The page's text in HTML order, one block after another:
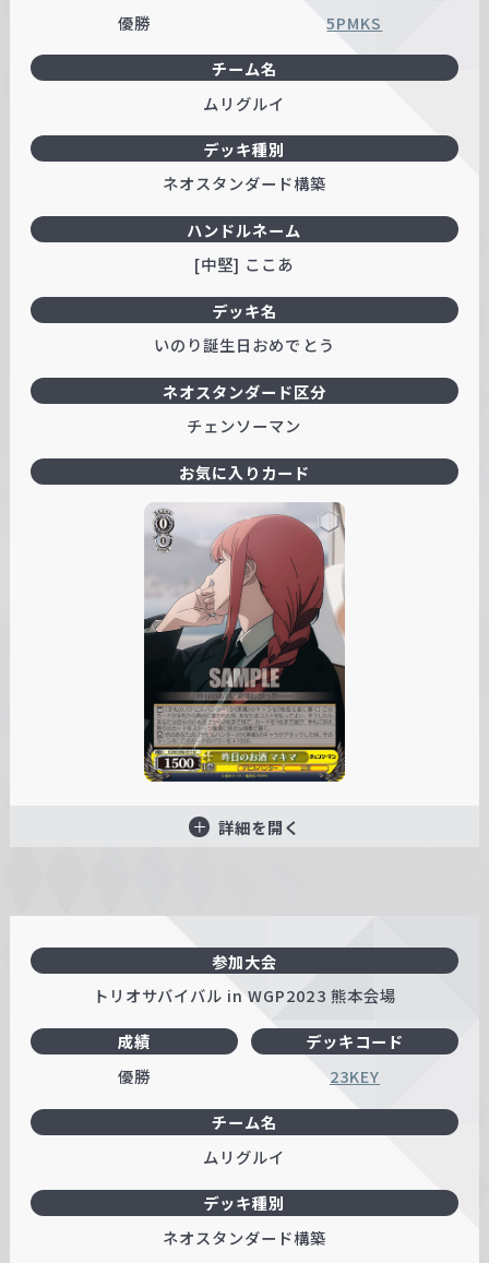
優勝
ハンドルネーム
[中堅] ここあ
5PMKS
チーム名
ムリグルイ
デッキ名
いのり誕生日おめでとう
デッキ種別
ネオスタンダード構築
ネオスタンダード区分
チェンソーマン
お気に入りカード
詳細を開く
参加大会
トリオサバイバル in WGP2023 熊本会場
成績
優勝
デッキコード
23KEY
チーム名
ムリグルイ
デッキ種別
ネオスタンダード構築